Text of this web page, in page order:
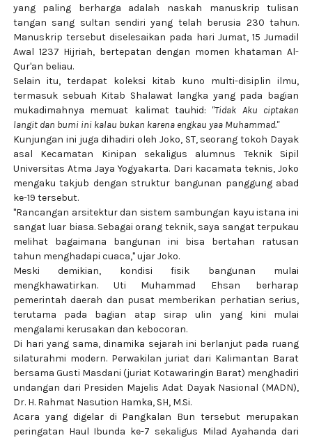
yang paling berharga adalah naskah manuskrip tulisan
tangan sang sultan sendiri yang telah berusia 230 tahun.
Manuskrip tersebut diselesaikan pada hari Jumat, 15 Jumadil
Awal 1237 Hijriah, bertepatan dengan momen khataman Al-
Qur'an beliau.
Selain itu, terdapat koleksi kitab kuno multi-disiplin ilmu,
termasuk sebuah Kitab Shalawat langka yang pada bagian
mukadimahnya memuat kalimat tauhid: "Tidak Aku ciptakan
langit dan bumi ini kalau bukan karena engkau yaa Muhammad."
Kunjungan ini juga dihadiri oleh Joko, ST, seorang tokoh Dayak
asal Kecamatan Kinipan sekaligus alumnus Teknik Sipil
Universitas Atma Jaya Yogyakarta. Dari kacamata teknis, Joko
mengaku takjub dengan struktur bangunan panggung abad
ke-19 tersebut.
"Rancangan arsitektur dan sistem sambungan kayu istana ini
sangat luar biasa. Sebagai orang teknik, saya sangat terpukau
melihat bagaimana bangunan ini bisa bertahan ratusan
tahun menghadapi cuaca," ujar Joko.
Meski demikian, kondisi fisik bangunan mulai
mengkhawatirkan. Uti Muhammad Ehsan berharap
pemerintah daerah dan pusat memberikan perhatian serius,
terutama pada bagian atap sirap ulin yang kini mulai
mengalami kerusakan dan kebocoran.
Di hari yang sama, dinamika sejarah ini berlanjut pada ruang
silaturahmi modern. Perwakilan juriat dari Kalimantan Barat
bersama Gusti Masdani (juriat Kotawaringin Barat) menghadiri
undangan dari Presiden Majelis Adat Dayak Nasional (MADN),
Dr. H. Rahmat Nasution Hamka, SH, M.Si.
Acara yang digelar di Pangkalan Bun tersebut merupakan
peringatan Haul Ibunda ke-7 sekaligus Milad Ayahanda dari